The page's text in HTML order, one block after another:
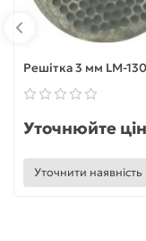
Решітка 3 мм LM-130
Уточнюйте
Уточнити наявність